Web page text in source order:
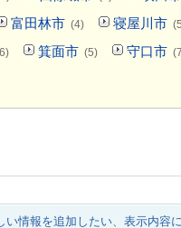
富田林市 (4) 寝屋川市
箕面市 (5) 守口市
い情報を追加したい、 表示内容